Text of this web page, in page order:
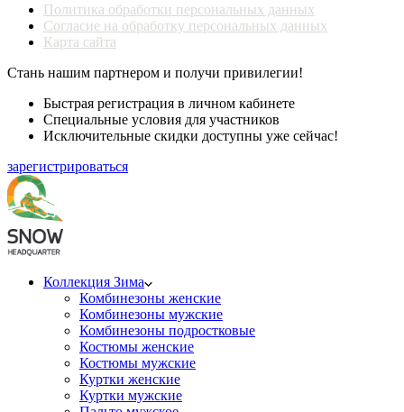
Политика обработки персональных данных
Согласие на обработку персональных данных
Карта сайта
Стань нашим партнером и получи привилегии!
Быстрая регистрация в личном кабинете
Специальные условия для участников
Исключительные скидки доступны уже сейчас!
зарегистрироваться
Коллекция Зима
Комбинезоны женские
Комбинезоны мужские
Комбинезоны подростковые
Костюмы женские
Костюмы мужские
Куртки женские
Куртки мужские